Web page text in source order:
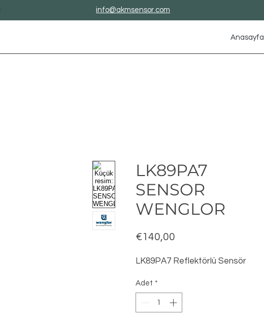
info@akmsensor.com
Anasayfa
LK89PA7
SENSOR
WENGLOR
€140,00
LK89PA7 Reflektörlü Sensör
Adet *